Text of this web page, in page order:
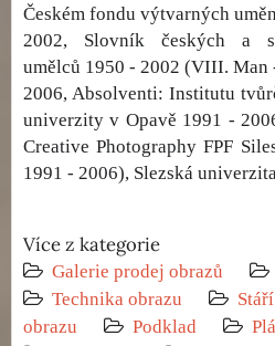
Českém fondu výtvarných
2002, Slovník českých a
umělců 1950 - 2002 (VIII. Man
2006, Absolventi: Institutu
univerzity v Opavě 1991 -
Creative Photography FPF
1991 - 2006), Slezská
Více z kategorie
Galerie prodej obrazů
Technika obrazu
obrazu
Podklad